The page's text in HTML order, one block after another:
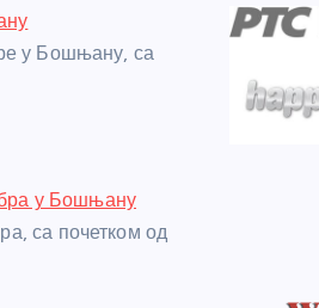
у Бошњану, са
у Бошњану
са почетком од